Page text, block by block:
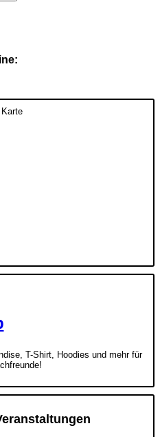
T-Shirt, Hoodies und mehr für